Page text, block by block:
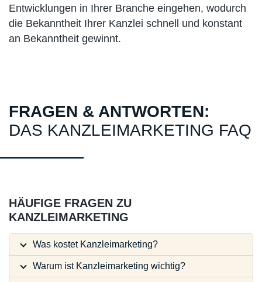
Entwicklungen in Ihrer Branche eingehen, wodurch
die Bekanntheit Ihrer Kanzlei schnell und konstant
an Bekanntheit gewinnt.
FRAGEN & ANTWORTEN:
DAS KANZLEIMARKETING FAQ
HÄUFIGE FRAGEN ZU
KANZLEIMARKETING
Was kostet Kanzleimarketing?
Warum ist Kanzleimarketing wichtig?